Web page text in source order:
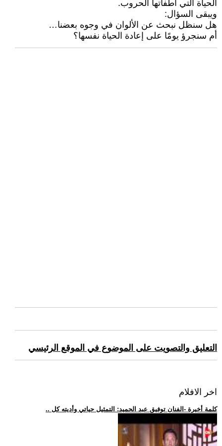
الحياة التي أطفأتها الحروب.
ويبقى السؤال:
هل سنظل نبحث عن الألوان في وجوه بعضنا…
أم سنجرؤ يومًا على إعادة الحياة نفسها؟
التعليق والتصويت على الموضوع في الموقع الرئيسي
اخر الافلام
.. كلمة أخيرة -الفنان توفيق عبد الحميد: التمثيل حياتي وأديته كل